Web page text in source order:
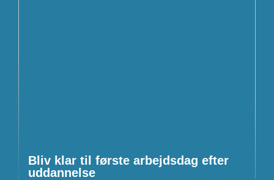
Bliv klar til første arbejdsdag efter
uddannelse